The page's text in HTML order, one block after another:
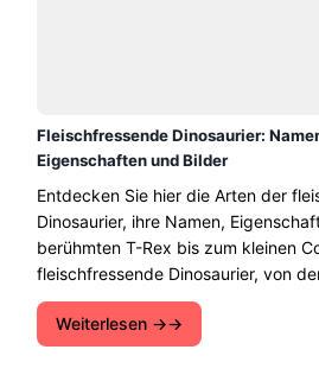
Fleischfressende Dinosaurier:
Eigenschaften und Bilder
Entdecken Sie hier die Arten der
Dinosaurier, ihre Namen,
berühmten T-Rex bis zum kleinen
fleischfressende Dinosaurier, von
Weiterlesen →